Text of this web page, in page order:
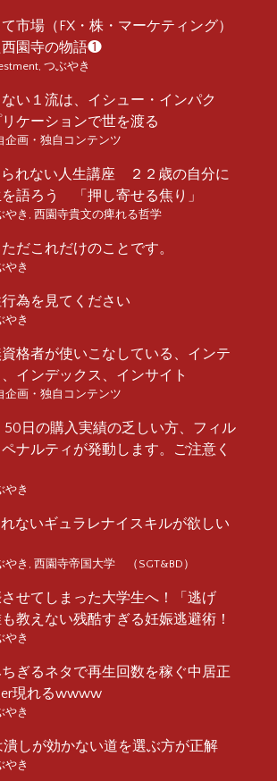
市場（FX・株・マーケティング）
西園寺の物語❶
, つぶやき
い１流は、イシュー・インパク
リケーションで世を渡る
企画・独自コンテンツ
れない人生講座 ２２歳の自分に
語ろう 「押し寄せる焦り」
やき , 西園寺貴文の痺れる哲学
だこれだけのことです。
やき
為を見てください
やき
格者が使いこなしている、インテ
インデックス、インサイト
企画・独自コンテンツ
50日の購入実績の乏しい方、フィル
ナルティが発動します。ご注意く
やき
ないギュラレナイスキルが欲しい
やき , 西園寺帝国大学 （SGT&BD）
せてしまった大学生へ！「逃げ
教えない残酷すぎる妊娠逃避術！
やき
ぎるネタで再生回数を稼ぐ中居正
現れるwwww
やき
しが効かない道を選ぶ方が正解
やき